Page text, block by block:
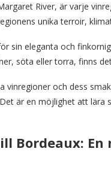
River, är varje
unika terroir,
sin eleganta och
söta eller torra, finns
vinregioner och dess
är en möjlighet att lära
Bordeaux: